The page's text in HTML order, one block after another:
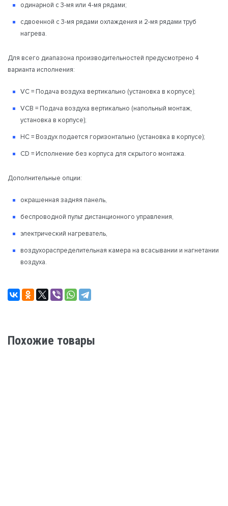
одинарной с 3-мя или 4-мя рядами;
сдвоенной с 3-мя рядами охлаждения и 2-мя рядами труб
нагрева.
Для всего диапазона производительностей предусмотрено 4
варианта исполнения:
VC = Подача воздуха вертикально (установка в корпусе);
VCB = Подача воздуха вертикально (напольный монтаж,
установка в корпусе);
HC = Воздух подается горизонтально (установка в корпусе);
CD = Исполнение без корпуса для скрытого монтажа.
Дополнительные опции:
окрашенная задняя панель,
беспроводной пульт дистанционного управления,
электрический нагреватель,
воздухораспределительная камера на всасывании и нагнетании
воздуха.
Похожие товары